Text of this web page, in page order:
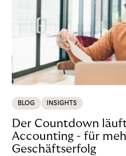
BLOG INSIGHTS
Der Countdown
Accounting - für
Geschäftserfolg